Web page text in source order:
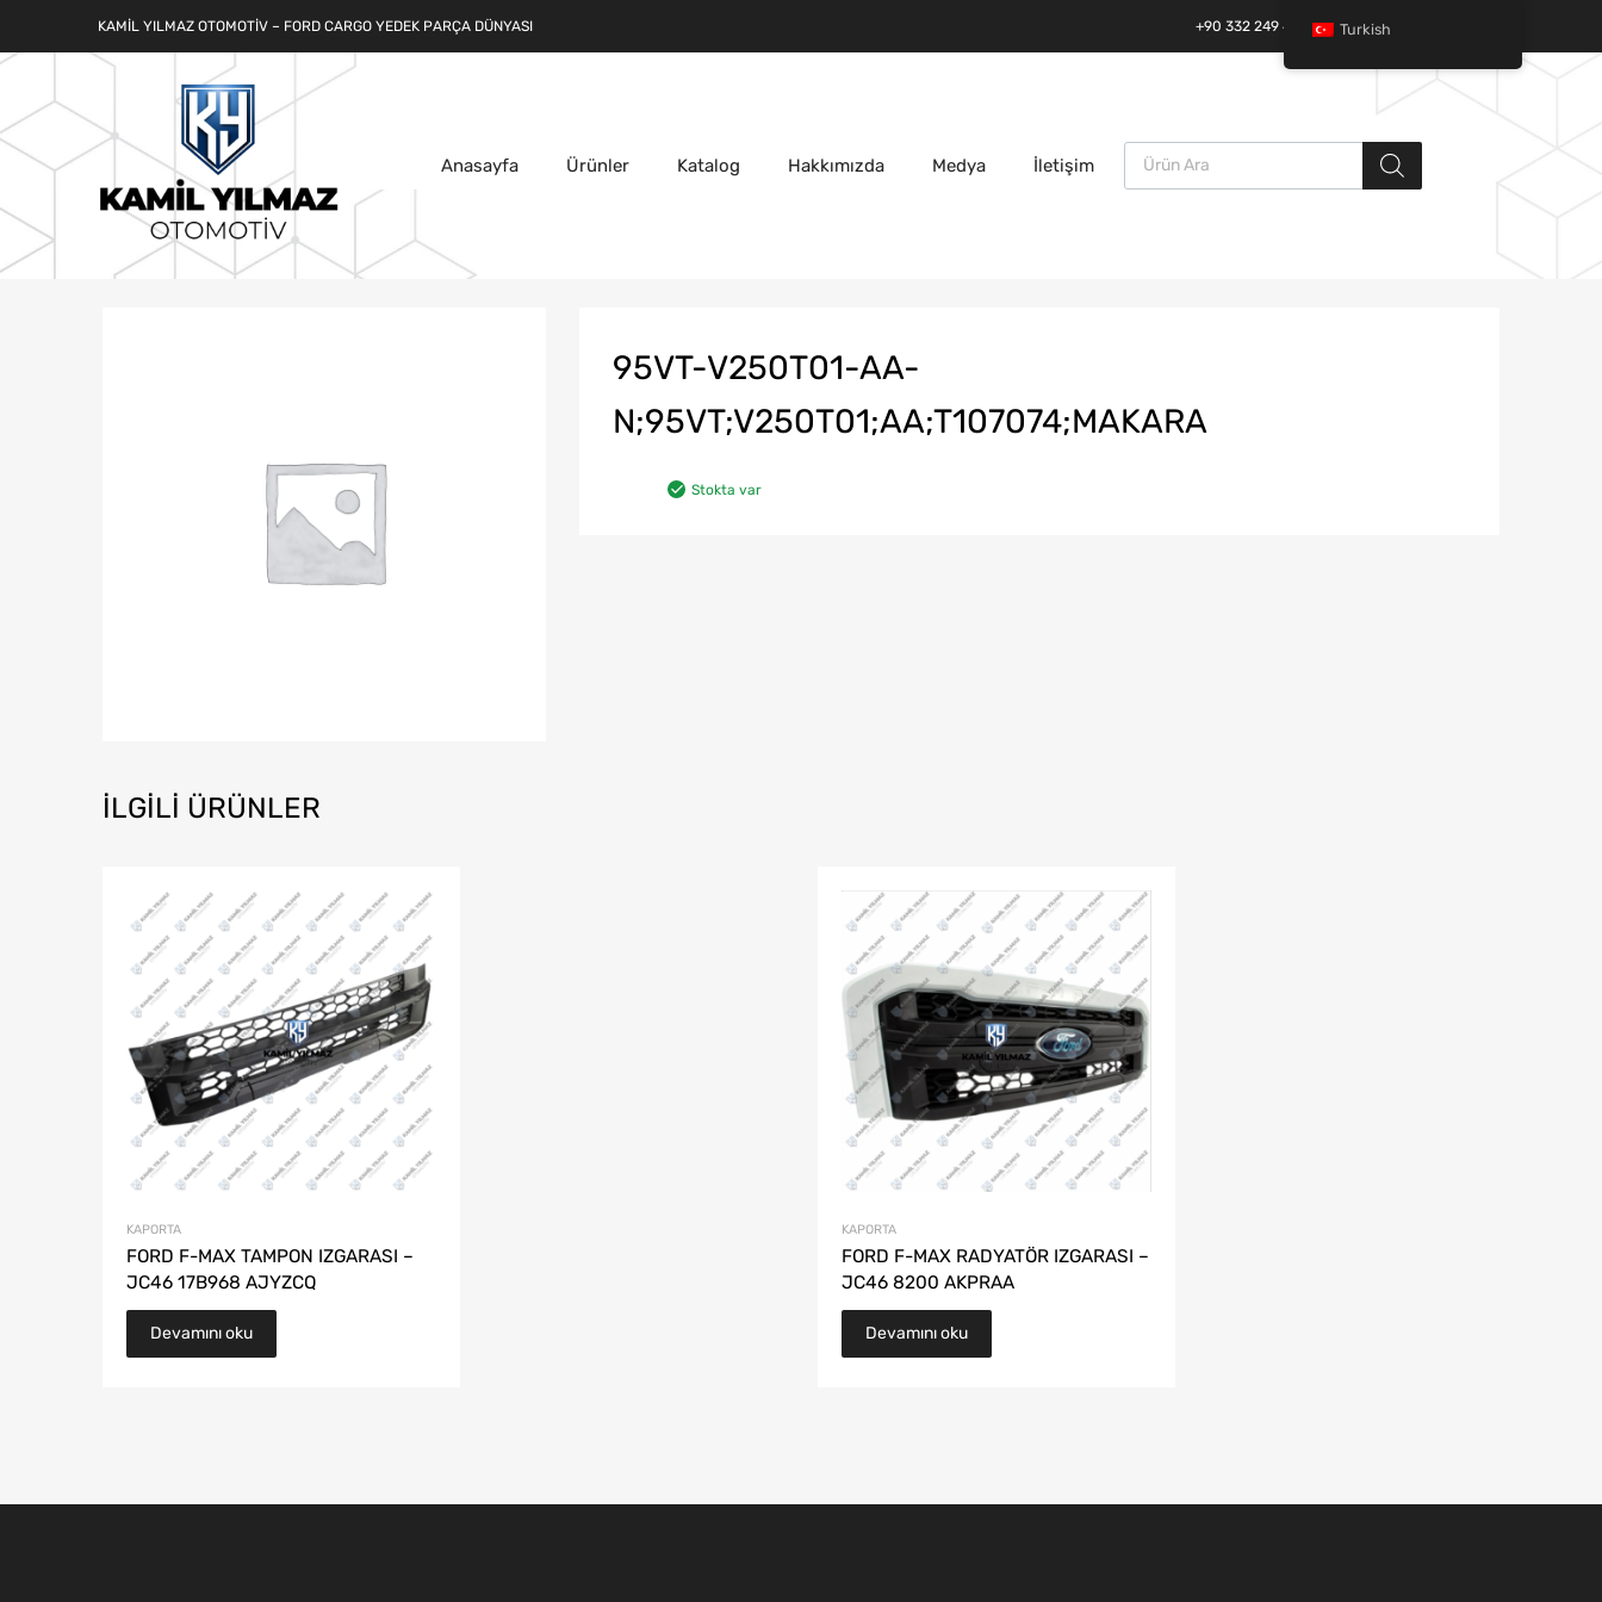
KAMIL YILMAZ OTOMOTIV – FORD CARGO YEDEK PARÇA DÜNYASI +90 332 249 49 01 | +90 532 685 32 42
Anasayfa Ürünler Katalog Hakkımızda Medya İletişim
Ürün arama
95VT-V250T01-AA-
N;95VT;V250T01;AA;T107074;MAKARA
Stokta var
İLGILI ÜRÜNLER
KAPORTA
FORD F-MAX TAMPON IZGARASI –
JC46 17B968 AJYZCQ
Devamını oku
KAPORTA
FORD F-MAX RADYATÖR IZGARASI –
JC46 8200 AKPRAA
Devamını oku
Turkish